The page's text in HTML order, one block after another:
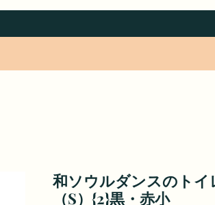
和ソウルダンスのトイ
（S）{2}黒・赤小